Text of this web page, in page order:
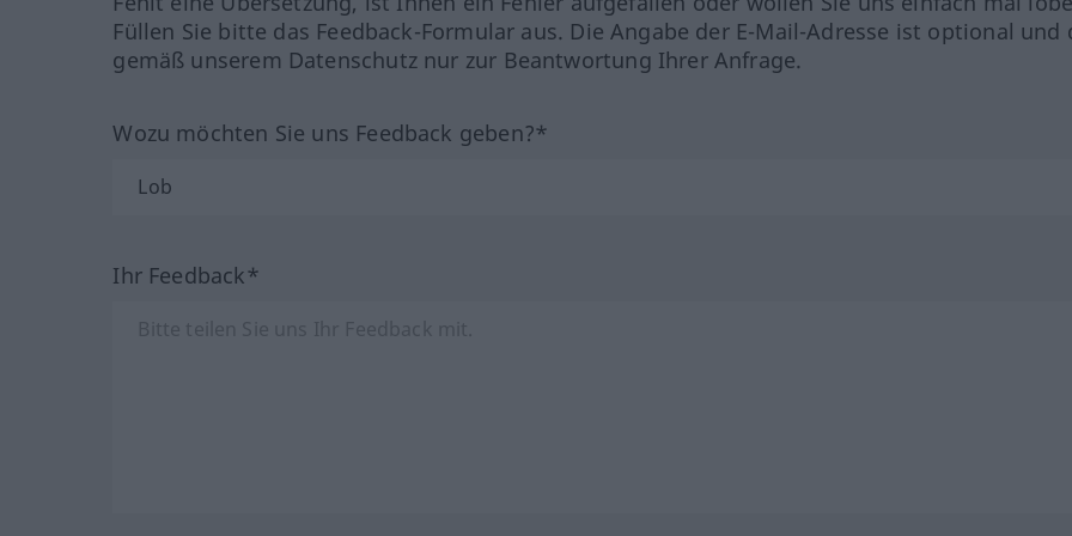
Füllen Sie bitte das Feedback-Formular aus. Die Angabe der E-Mail-Adresse ist optional und
gemäß unserem Datenschutz nur zur Beantwortung Ihrer Anfrage.
Wozu möchten Sie uns Feedback geben?*
Ihr Feedback*